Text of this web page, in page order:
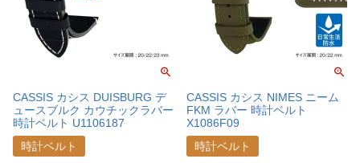
CASSIS カシス DUISBURG デ
ュースブルク カウチックラバー
時計ベルト U1106187
時計ベルト
CASSIS カシス NIMES ニーム
FKM ラバー 時計ベルト
X1086F09
時計ベルト